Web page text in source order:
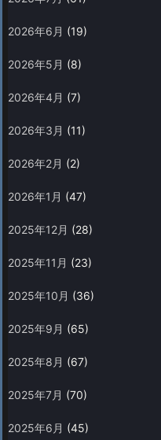
2026年6月 (19)
2026年5月 (8)
2026年4月 (7)
2026年3月 (11)
2026年2月 (2)
2026年1月 (47)
2025年12月 (28)
2025年11月 (23)
2025年10月 (36)
2025年9月 (65)
2025年8月 (67)
2025年7月 (70)
2025年6月 (45)